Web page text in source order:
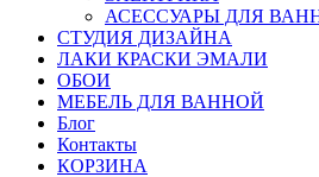
АСЕССУАРЫ ДЛЯ
СТУДИЯ ДИЗАЙНА
ЛАКИ КРАСКИ ЭМАЛИ
ОБОИ
МЕБЕЛЬ ДЛЯ ВАННОЙ
Блог
Контакты
КОРЗИНА